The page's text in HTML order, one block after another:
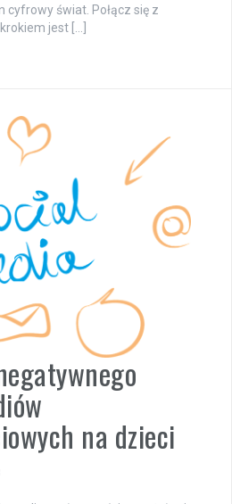
cyfrowy świat. Połącz się z
jest […]
na dzieci